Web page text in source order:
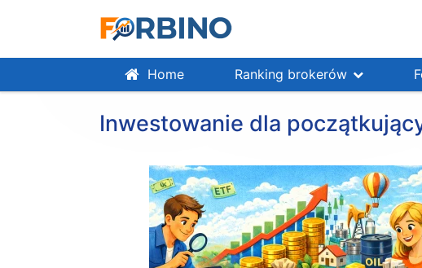
Home Ranking brokerów
Inwestowanie dla